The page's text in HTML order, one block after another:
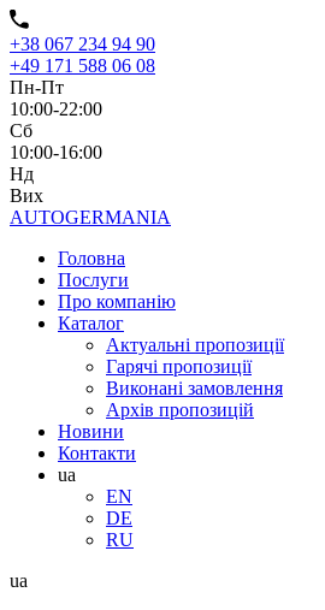
+38 067 234 94 90
+49 171 588 06 08
Пн-Пт
10:00-22:00
Сб
10:00-16:00
Нд
Вих
AUTOGERMANIA
Головна
Послуги
Про компанію
Каталог
Актуальні пропозиції
Гарячі пропозиції
Виконані замовлення
Архів пропозицій
Новини
Контакти
ua
EN
DE
RU
ua